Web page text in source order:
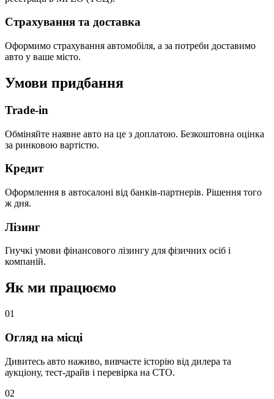
Страхування та доставка
Оформимо страхування автомобіля, а за потреби доставимо
авто у ваше місто.
Умови придбання
Trade-in
Обміняйте наявне авто на це з доплатою. Безкоштовна оцінка
за ринковою вартістю.
Кредит
Оформлення в автосалоні від банків-партнерів. Рішення того
ж дня.
Лізинг
Гнучкі умови фінансового лізингу для фізичних осіб і
компаній.
Як ми працюємо
01
Огляд на місці
Дивитесь авто наживо, вивчаєте історію від дилера та
аукціону, тест-драйв і перевірка на СТО.
02